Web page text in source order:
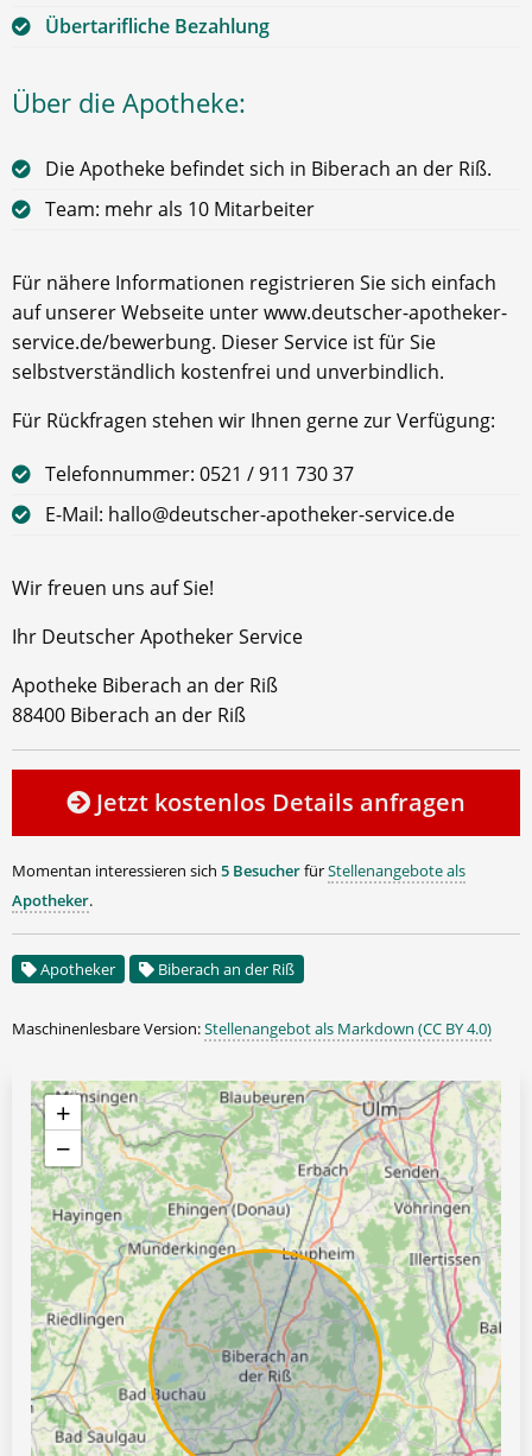
Übertarifliche Bezahlung
Über die Apotheke:
Die Apotheke befindet sich in Biberach an der Riß.
Team: mehr als 10 Mitarbeiter
Für nähere Informationen registrieren Sie sich einfach
auf unserer Webseite unter www.deutscher-apotheker-
service.de/bewerbung. Dieser Service ist für Sie
selbstverständlich kostenfrei und unverbindlich.
Für Rückfragen stehen wir Ihnen gerne zur Verfügung:
Telefonnummer: 0521 / 911 730 37
E-Mail: hallo@deutscher-apotheker-service.de
Wir freuen uns auf Sie!
Ihr Deutscher Apotheker Service
Apotheke Biberach an der Riß
88400 Biberach an der Riß
Jetzt kostenlos Details anfragen
Momentan interessieren sich 5 BesucherfürStellenangebote als
Apotheker.
Apotheker Biberach an der Riß
Maschinenlesbare Version:Stellenangebot als Markdown (CC BY 4.0)
+
−